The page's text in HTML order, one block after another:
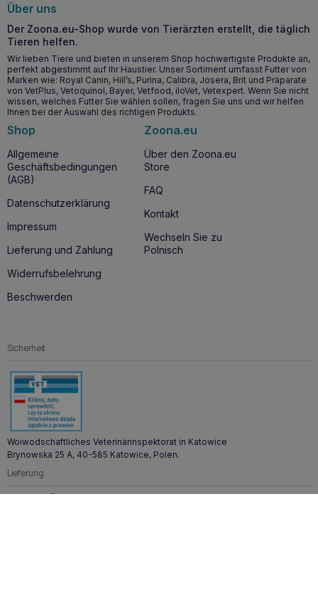
Über uns
Der Zoona.eu-Shop wurde von Tierärzten erstellt, die täglich
Tieren helfen.
Wir lieben Tiere und bieten in unserem Shop hochwertigste Produkte an,
perfekt abgestimmt auf Ihr Haustier. Unser Sortiment umfasst Futter von
Marken wie: Royal Canin, Hill’s, Purina, Calibra, Josera, Brit und Präparate
von VetPlus, Vetoquinol, Bayer, Vetfood, iloVet, Vetexpert. Wenn Sie nicht
wissen, welches Futter Sie wählen sollen, fragen Sie uns und wir helfen
Ihnen bei der Auswahl des richtigen Produkts.
Shop
Allgemeine
Geschäftsbedingungen
(AGB)
Datenschutzerklärung
Impressum
Lieferung und Zahlung
Widerrufsbelehrung
Beschwerden
Zoona.eu
Über den Zoona.eu
Store
FAQ
Kontakt
Wechseln Sie zu
Polnisch
Sicherheit
Woiwodschaftliches Veterinärinspektorat in Katowice
Brynowska 25 A, 40-585 Katowice, Polen.
Lieferung